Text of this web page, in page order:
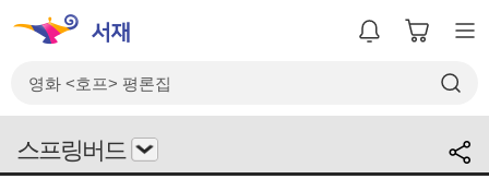
스프링버드